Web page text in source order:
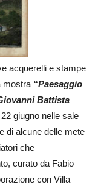
acquerelli e stampe
mostra “Paesaggio
Battista
giugno nelle sale
di alcune delle mete
che
curato da Fabio
con Villa